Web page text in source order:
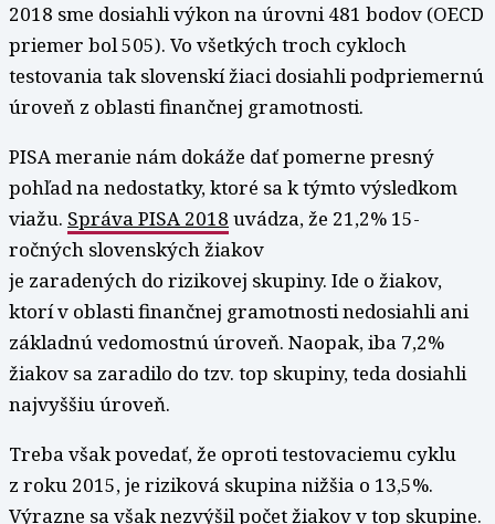
2018 sme dosiahli výkon na úrovni 481 bodov (OECD
priemer bol 505). Vo všetkých troch cykloch
testovania tak slovenskí žiaci dosiahli podpriemernú
úroveň z oblasti finančnej gramotnosti.
PISA meranie nám dokáže dať pomerne presný
pohľad na nedostatky, ktoré sa k týmto výsledkom
viažu. Správa PISA 2018 uvádza, že 21,2% 15-
ročných slovenských žiakov
je zaradených do rizikovej skupiny. Ide o žiakov,
ktorí v oblasti finančnej gramotnosti nedosiahli ani
základnú vedomostnú úroveň. Naopak, iba 7,2%
žiakov sa zaradilo do tzv. top skupiny, teda dosiahli
najvyššiu úroveň.
Treba však povedať, že oproti testovaciemu cyklu
z roku 2015, je riziková skupina nižšia o 13,5%.
Výrazne sa však nezvýšil počet žiakov v top skupine.